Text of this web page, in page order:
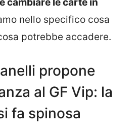
nello specifico cosa
potrebbe accadere.
propone
al GF Vip: la
fa spinosa